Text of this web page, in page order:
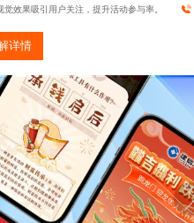
效果吸引用户关注，提升活动参与率。
详情